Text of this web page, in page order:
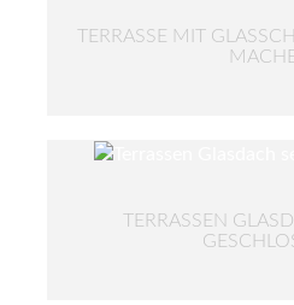
TERRASSE MIT
TERRASSEN